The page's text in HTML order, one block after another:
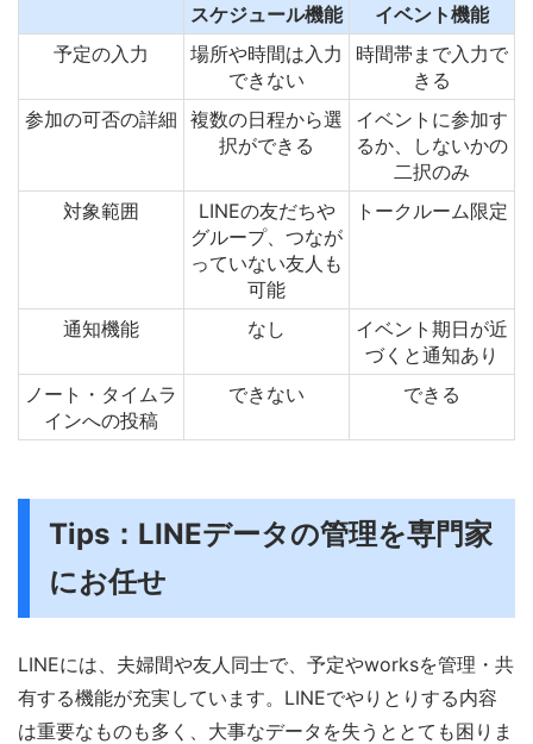
スケジュール機能
イベント機能
予定の入力
場所や時間は入力
できない
時間帯まで入力で
きる
参加の可否の詳細 複数の日程から選
択ができる
イベントに参加す
るか、しないかの
二択のみ
対象範囲
LINEの友だちや
グループ、つなが
っていない友人も
可能
トークルーム限定
通知機能 なし
イベント期日が近
づくと通知あり
ノート・タイムラ
インへの投稿
できない できる
Tips：LINEデータの管理を専門家
にお任せ
LINEには、夫婦間や友人同士で、予定やworksを管理・共
有する機能が充実しています。LINEでやりとりする内容
は重要なものも多く、大事なデータを失うととても困りま